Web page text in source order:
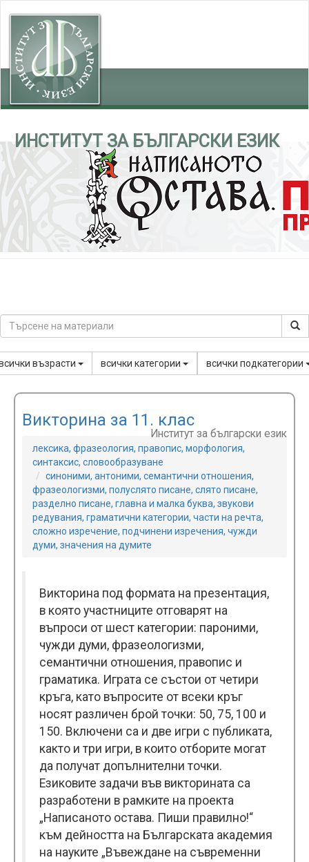
ИНСТИТУТ ЗА БЪЛГАРСКИ ЕЗИК
възрасти всички категории всички подкатегории
Викторина за 11. клас
Институт за български език
лексика, фразеология, правопис, морфология,
синтаксис, словообразуване
синоними, антоними, семантични отношения,
фразеологизми, полуслято писане, слято писане,
разделно писане, главна и малка буква, звукови
редувания, граматични категории, части на речта,
сложно изречение, подчинени изречения, чужди
думи, значения на думите
Викторина под формата на презентация,
в която участниците отговарят на
въпроси от шест категории: пароними,
чужди думи, фразеологизми,
семантични отношения, правопис и
граматика. Играта се състои от четири
кръга, като въпросите от всеки кръг
носят различен брой точки: 50, 75, 100 и
150. Включени са и две игри с публиката,
както и три игри, в които отборите могат
да получат допълнителни точки.
Езиковите задачи във викторината са
разработени в рамките на проекта
„Написаното остава. Пиши правилно!“
към дейността на Българската академия
на науките „Въвеждане на съвременни